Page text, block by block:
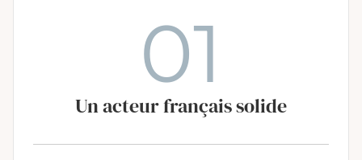
01
Un acteur français solide